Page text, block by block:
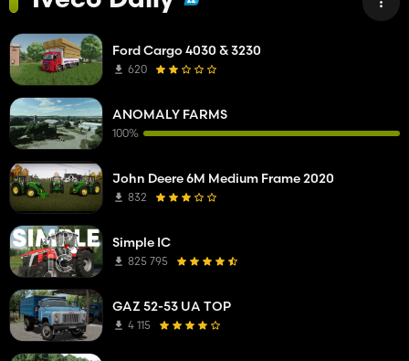
Ford Cargo 4030 & 3230
620
ANOMALY FARMS
100%
John Deere 6M Medium Frame 2020
832
Simple IC
825 795
GAZ 52-53 UA TOP
4 115